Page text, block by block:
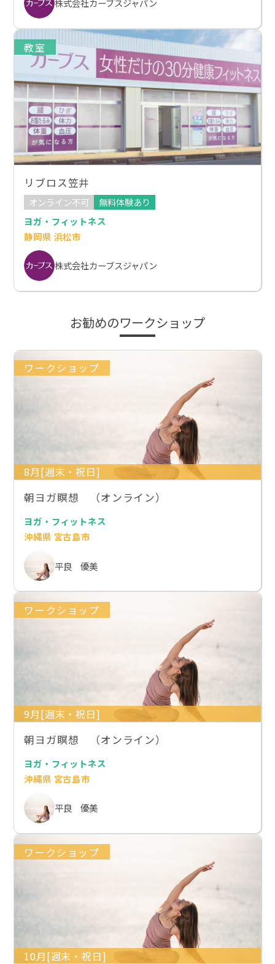
株式会社カーブスジャパン
教室
リブロス笠井
オンライン不可
無料体験あり
ヨガ・フィットネス
静岡県 浜松市
株式会社カーブスジャパン
お勧めのワークショップ
ワークショップ
8月[週末・祝日]
朝ヨガ瞑想 （オンライン）
ヨガ・フィットネス
沖縄県 宮古島市
平良 優美
ワークショップ
9月[週末・祝日]
朝ヨガ瞑想 （オンライン）
ヨガ・フィットネス
沖縄県 宮古島市
平良 優美
ワークショップ
10月[週末・祝日]